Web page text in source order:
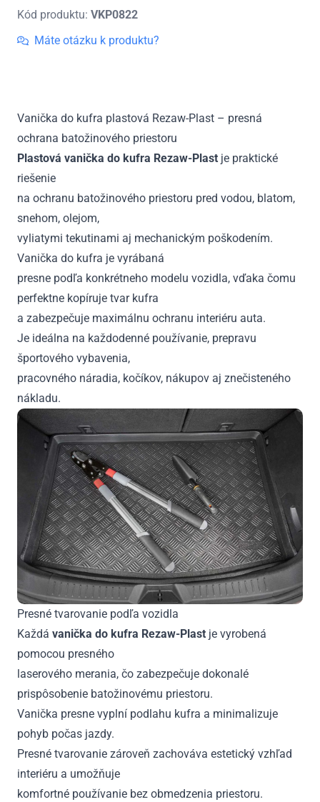
plastová
Renault
2019
Kód produktu: VKP0822
Máte otázku k produktu?
Vanička do kufra plastová Rezaw-Plast – presná
ochrana batožinového priestoru
Plastová vanička do kufra Rezaw-Plast je praktické
riešenie
na ochranu batožinového priestoru pred vodou, blatom,
snehom, olejom,
vyliatymi tekutinami aj mechanickým poškodením.
Vanička do kufra je vyrábaná
presne podľa konkrétneho modelu vozidla, vďaka čomu
perfektne kopíruje tvar kufra
a zabezpečuje maximálnu ochranu interiéru auta.
Je ideálna na každodenné používanie, prepravu
športového vybavenia,
pracovného náradia, kočíkov, nákupov aj znečisteného
nákladu.
Presné tvarovanie podľa vozidla
Každá vanička do kufra Rezaw-Plast je vyrobená
pomocou presného
laserového merania, čo zabezpečuje dokonalé
prispôsobenie batožinovému priestoru.
Vanička presne vyplní podlahu kufra a minimalizuje
pohyb počas jazdy.
Presné tvarovanie zároveň zachováva estetický vzhľad
interiéru a umožňuje
komfortné používanie bez obmedzenia priestoru.